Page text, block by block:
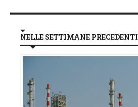
NELLE SETTIMANE PRECEDENTI